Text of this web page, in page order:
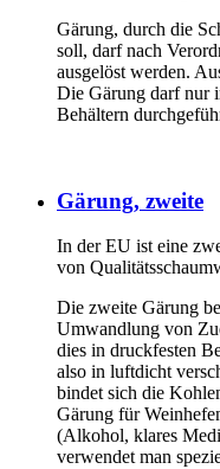
Gärung, durch die
soll, darf nach
ausgelöst werden.
Die Gärung darf nur
Behältern
Gärung, zweite
In der EU ist eine
von
Die zweite Gärung
Umwandlung von
dies in druckfesten
also in luftdicht
bindet sich die
Gärung für
(Alkohol, klares
verwendet man